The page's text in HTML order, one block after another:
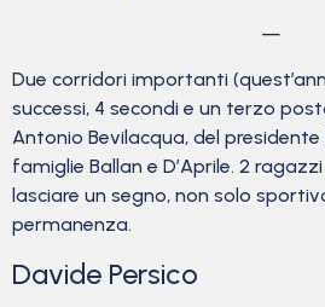
—
Due corridori importanti
successi, 4 secondi e un terzo
Antonio Bevilacqua, del presidente
famiglie Ballan e D’Aprile. 2
lasciare un segno, non solo
permanenza.
Davide Persico